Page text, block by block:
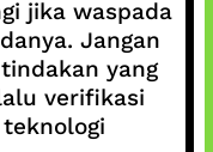
jika waspada
Jangan
yang
verifikasi